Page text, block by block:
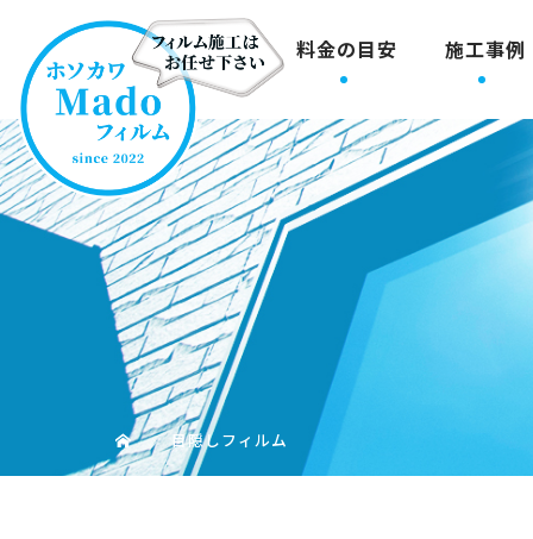
料金の目安 施工事例
目隠しフィルム